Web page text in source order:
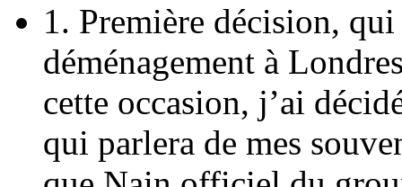
1. Première décision,
déménagement à
cette occasion, j’ai
qui parlera de mes